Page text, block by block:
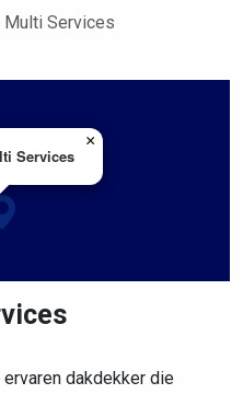
Multi Services
Services
×
|©OpenStreetMap contributors
dakdekker die